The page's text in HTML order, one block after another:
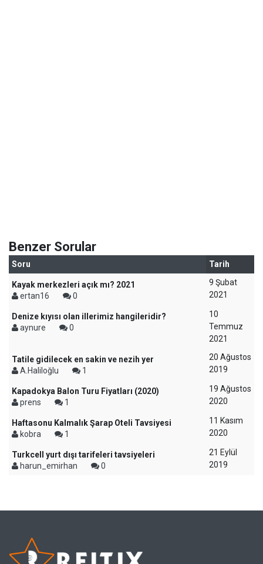
Benzer Sorular
Soru Tarih
Kayak merkezleri açık mı? 2021
ertan16
0
9 Şubat
2021
Denize kıyısı olan illerimiz hangileridir?
aynure
0
10
Temmuz
2021
Tatile gidilecek en sakin ve nezih yer
A.Haliloğlu
1
20 Ağustos
2019
Kapadokya Balon Turu Fiyatları (2020)
prens
1
19 Ağustos
2020
Haftasonu Kalmalık Şarap Oteli Tavsiyesi
kobra
1
11 Kasım
2020
Turkcell yurt dışı tarifeleri tavsiyeleri
harun_emirhan
0
21 Eylül
2019